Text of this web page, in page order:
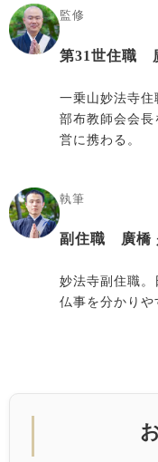
監修
第31世住職
一乗山妙法寺住
部布教師会会
営に携わる。
執筆
副住職 廣橋
妙法寺副住職
仏事を分かりや